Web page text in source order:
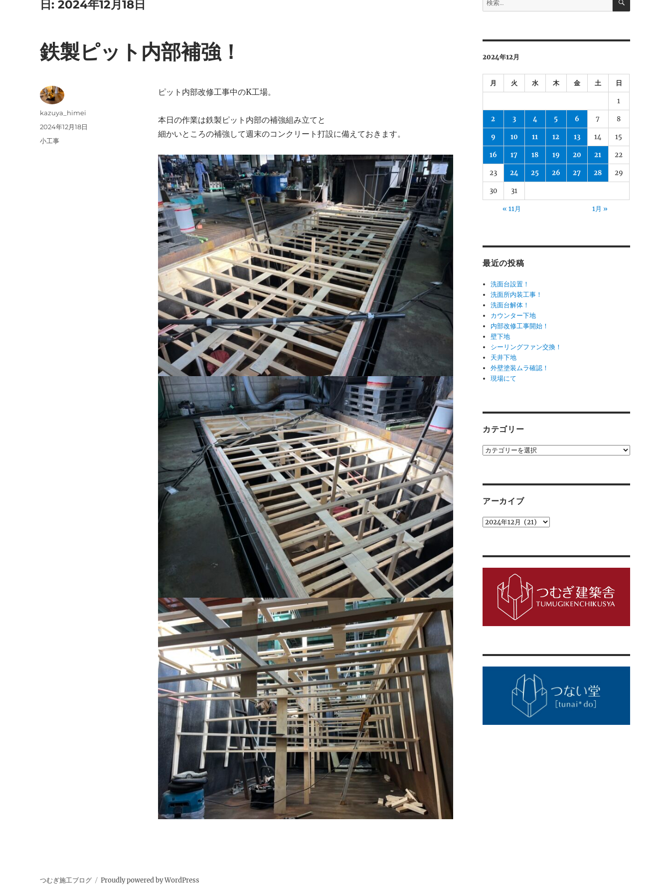
日:2024年12月18日
鉄製ピット内部補強！
ピット内部改修工事中のK工場。
本日の作業は鉄製ピット内部の補強組み立てと
細かいところの補強して週末のコンクリート打設に備えておきます。
投
稿
kazuya_himei
投
稿
2024年12月18日
カ
小工事
索:
2024年12月
月 火 水 木 金 土 日
1
2 3 4 5 6 7 8
9 10 11 12 13 14 15
16 17 18 19 20 21 22
23 24 25 26 27 28 29
30 31
« 11月 1月 »
最近の投稿
洗面台設置！
洗面所内装工事！
洗面台解体！
カウンター下地
内部改修工事開始！
壁下地
シーリングファン交換！
天井下地
外壁塗装ムラ確認！
現場にて
カテゴリー
カ
アーカイブ
ア
つむぎ施工ブログ Proudly powered by WordPress